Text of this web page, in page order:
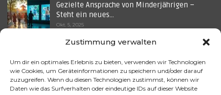
Zustimmung verwalten
Um dir ein optimales Erlebnis zu bieten, verwenden wir Technologien
wie Cookies, um Geräteinformationen zu speichern und/oder darauf
zuzugreifen. Wenn du diesen Technologien zustimmst, können wir
Daten wie das Surfverhalten oder eindeutige IDs auf dieser Website
Gezielte Ansprache von Minderjährigen –
Steht ein neues…
Okt. 5, 2025
Wie kann künstliche Intelligenz im Bereich
Datenzentren im Dauerbetrieb – Wie KI-